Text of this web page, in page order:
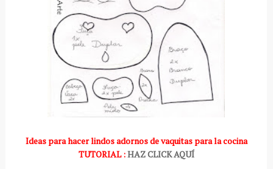
Ideas para hacer lindos adornos de vaquitas para la cocina
TUTORIAL :HAZ CLICK AQUÍ